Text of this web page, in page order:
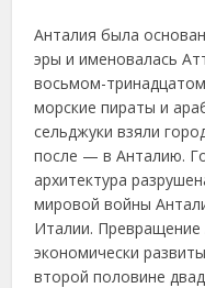
Анталия была
эры и именовалась
восьмом-
морские пираты и
сельджуки взяли
после — в Анталию.
архитектура
мировой войны
Италии. Превращение
экономически
второй половине